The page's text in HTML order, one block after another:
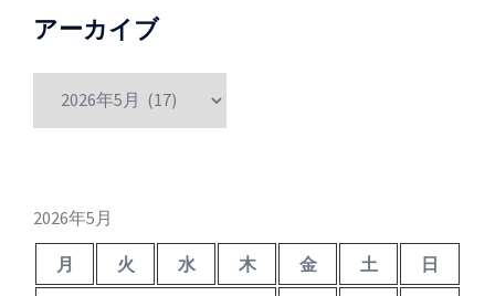
アーカイブ
2026年5月
月 火 水 木 金 土
日